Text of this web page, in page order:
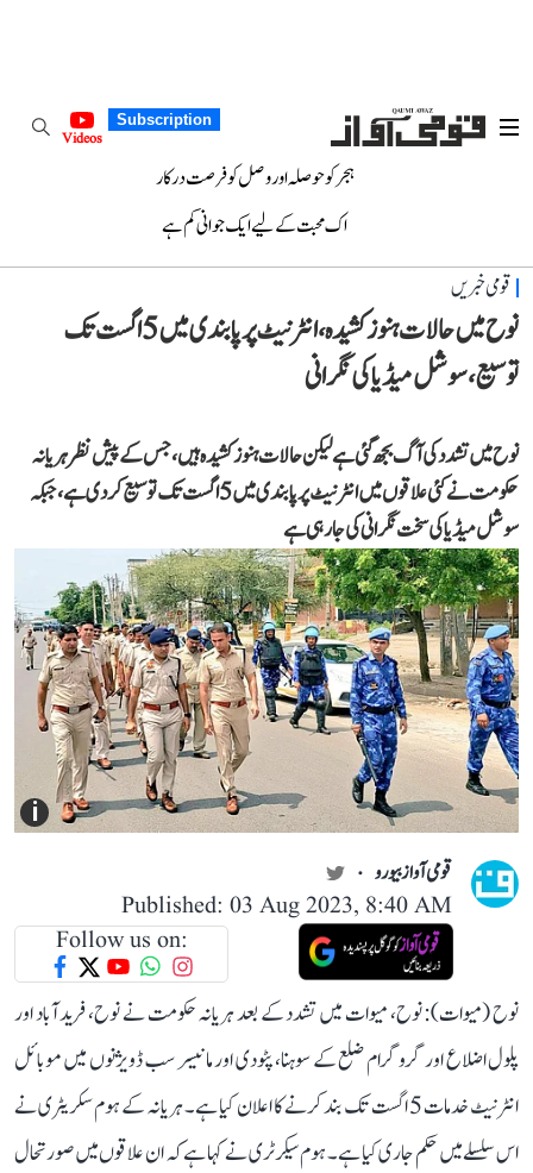
Subscription
Videos
ہجر کو حوصلہ اور وصل کو فرصت درکار
اک محبت کے لیے ایک جوانی کم ہے
قومی خبریں
نوح میں حالات ہنوز کشیدہ، انٹرنیٹ پر پابندی میں 5 اگست تک
توسیع، سوشل میڈیا کی نگرانی
نوح میں تشدد کی آگ بجھ گئی ہے لیکن حالات ہنوز کشیدہ ہیں، جس کے پیش نظر ہریانہ
حکومت نے کئی علاقوں میں انٹرنیٹ پر پابندی میں 5 اگست تک توسیع کر دی ہے، جبکہ
سوشل میڈیا کی سخت نگرانی کی جا رہی ہے
i
قومی آواز بیورو
Published: 03 Aug 2023, 8:40 AM
Follow us on:
نوح (میوات): نوح، میوات میں تشدد کے بعد ہریانہ حکومت نے نوح، فرید آباد اور
پلول اضلاع اور گروگرام ضلع کے سوہنا، پٹودی اور مانیسر سب ڈویژنوں میں موبائل
انٹرنیٹ خدمات 5 اگست تک بند کرنے کا اعلان کیا ہے۔ ہریانہ کے ہوم سکریٹری نے
اس سلسلے میں حکم جاری کیا ہے۔ ہوم سیکرٹری نے کہا ہے کہ ان علاقوں میں صورتحال